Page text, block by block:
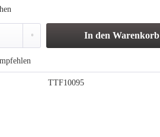
In den Warenkorb
TTF10095